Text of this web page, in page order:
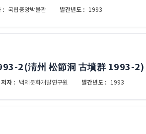
: 국립중앙박물관 발간년도 : 1993
2(淸州 松節洞 古墳群 1993-2)
저자 : 백제문화개발연구원 발간년도 : 1993